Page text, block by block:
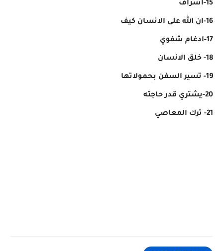
15-اسراف
16-ان الله على الانسان كيف
17-ادغام شفوي
18- خلق الانسان
19- تسير السفن بحمولاتها
20-يشتري قدر حاجته
21- ترك المعاصي